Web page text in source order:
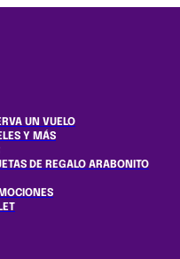
UN VUELO
Y MÁS
DE REGALO ARABONITO